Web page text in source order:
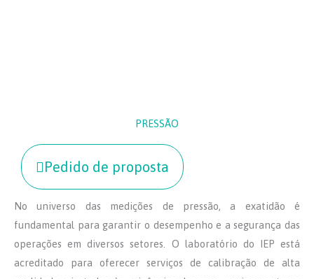
PRESSÃO
Pedido de proposta
No universo das medições de pressão, a exatidão é
fundamental para garantir o desempenho e a segurança das
operações em diversos setores. O laboratório do IEP está
acreditado para oferecer serviços de calibração de alta